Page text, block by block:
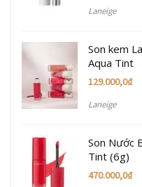
Laneige
Son kem
Aqua Tint
129.000,0₫
Laneige
Son Nước
Tint (6g)
470.000,0₫